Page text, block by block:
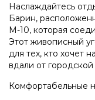
Наслаждайтесь
Барин,
М-10, которая
Этот живописный
для тех, кто хочет
вдали от городской
Комфортабельные